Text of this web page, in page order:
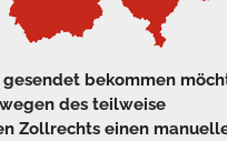
bekommen
des teilweise
Zollrechts einen